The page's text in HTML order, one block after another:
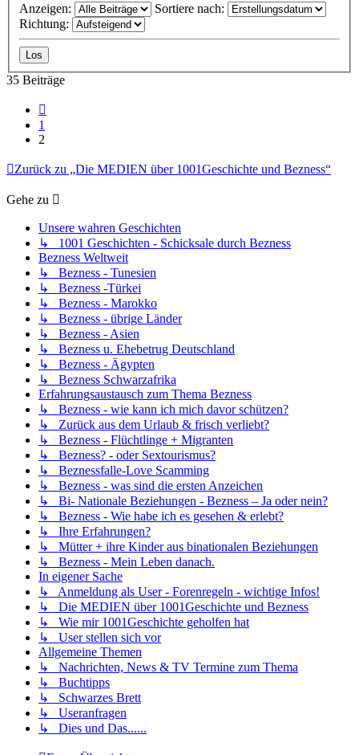
Anzeigen:
Sortiere nach:
Richtung:
35 Beiträge
1
2
Zurück zu „Die MEDIEN über 1001Geschichte und Bezness“
Gehe zu
Unsere wahren Geschichten
↳ 1001 Geschichten - Schicksale durch Bezness
Bezness Weltweit
↳ Bezness - Tunesien
↳ Bezness -Türkei
↳ Bezness - Marokko
↳ Bezness - übrige Länder
↳ Bezness - Asien
↳ Bezness u. Ehebetrug Deutschland
↳ Bezness - Ägypten
↳ Bezness Schwarzafrika
Erfahrungsaustausch zum Thema Bezness
↳ Bezness - wie kann ich mich davor schützen?
↳ Zurück aus dem Urlaub & frisch verliebt?
↳ Bezness - Flüchtlinge + Migranten
↳ Bezness? - oder Sextourismus?
↳ Beznessfalle-Love Scamming
↳ Bezness - was sind die ersten Anzeichen
↳ Bi- Nationale Beziehungen - Bezness – Ja oder nein?
↳ Bezness - Wie habe ich es gesehen & erlebt?
↳ Ihre Erfahrungen?
↳ Mütter + ihre Kinder aus binationalen Beziehungen
↳ Bezness - Mein Leben danach.
In eigener Sache
↳ Anmeldung als User - Forenregeln - wichtige Infos!
↳ Die MEDIEN über 1001Geschichte und Bezness
↳ Wie mir 1001Geschichte geholfen hat
↳ User stellen sich vor
Allgemeine Themen
↳ Nachrichten, News & TV Termine zum Thema
↳ Buchtipps
↳ Schwarzes Brett
↳ Useranfragen
↳ Dies und Das......